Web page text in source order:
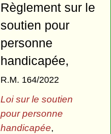
Règlement sur le
soutien pour
personne
handicapée,
R.M. 164/2022
Loi sur le soutien
pour personne
handicapée,